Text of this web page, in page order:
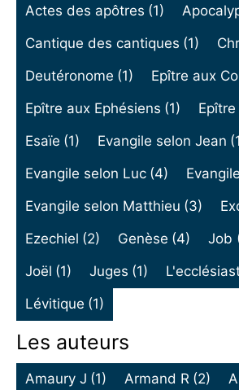
Actes des apôtres (1)
Cantique des cantiques (1)
Deutéronome (1) Epître aux
Epître aux Ephésiens (1)
Esaïe (1) Evangile selon Jean
Evangile selon Luc (4)
Evangile selon Matthieu (3)
Ezechiel (2) Genèse (4) Job
Joël (1) Juges (1)
Lévitique (1)
Les auteurs
Amaury J (1) Armand R (2)